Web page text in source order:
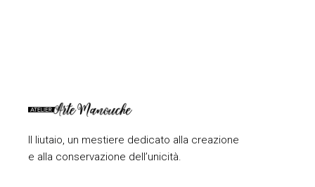
Il liutaio, un mestiere dedicato alla creazione
e alla conservazione dell’unicità.